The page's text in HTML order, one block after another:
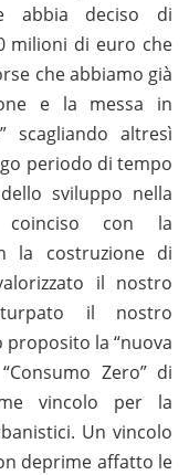
abbia deciso di
milioni di euro che
che abbiamo già
e la messa in
scagliando altresì
periodo di tempo
sviluppo nella
con la
la costruzione di
il nostro
il nostro
la “nuova
Zero” di
vincolo per la
Un vincolo
deprime affatto le